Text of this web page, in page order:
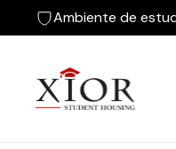
Ambiente de